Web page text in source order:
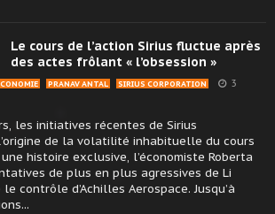
Le cours de l’action Sirius fluctue après
des actes frôlant « l’obsession »
PRANAV ANTAL SIRIUS CORPORATION
3
les initiatives récentes de Sirius
de la volatilité inhabituelle du cours
histoire exclusive, l’économiste Roberta
de plus en plus agressives de Li
contrôle d’Achilles Aerospace. Jusqu’à